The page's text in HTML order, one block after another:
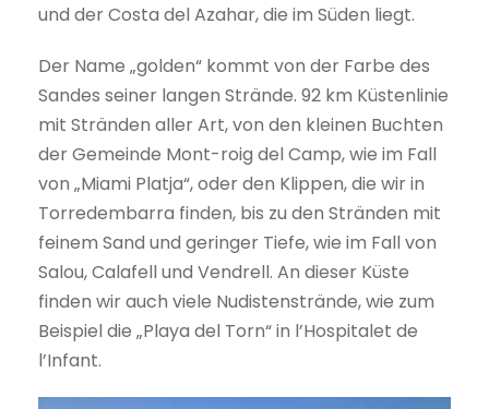
und der Costa del Azahar, die im Süden liegt.
Der Name „golden“ kommt von der Farbe des
Sandes seiner langen Strände. 92 km Küstenlinie
mit Stränden aller Art, von den kleinen Buchten
der Gemeinde Mont-roig del Camp, wie im Fall
von „Miami Platja“, oder den Klippen, die wir in
Torredembarra finden, bis zu den Stränden mit
feinem Sand und geringer Tiefe, wie im Fall von
Salou, Calafell und Vendrell. An dieser Küste
finden wir auch viele Nudistenstrände, wie zum
Beispiel die „Playa del Torn“ in l’Hospitalet de
l’Infant.